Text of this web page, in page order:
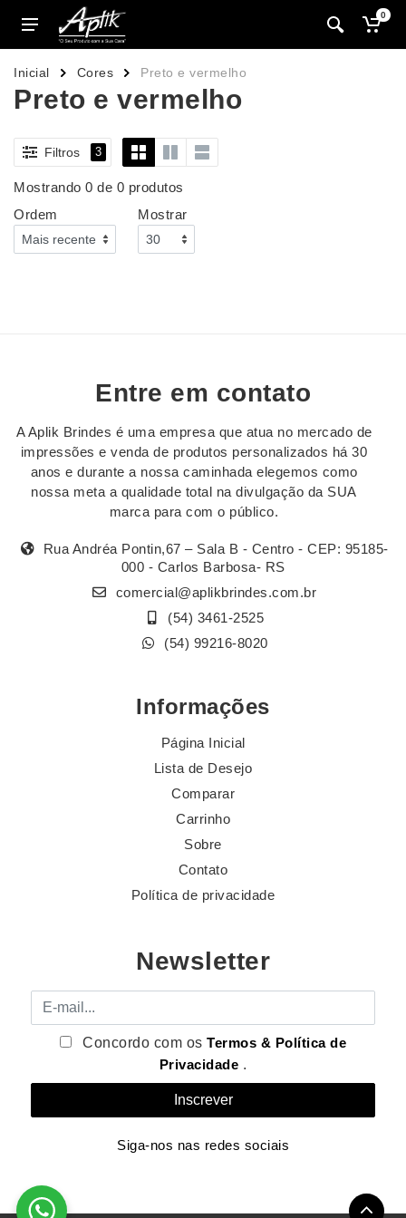
0
Inicial Cores Preto e vermelho
Preto e vermelho
Filtros 3
Mostrando 0 de 0 produtos
Ordem
Mostrar
Entre em contato
A Aplik Brindes é uma empresa que atua no mercado de
impressões e venda de produtos personalizados há 30
anos e durante a nossa caminhada elegemos como
nossa meta a qualidade total na divulgação da SUA
marca para com o público.
Rua Andréa Pontin,67 – Sala B - Centro - CEP: 95185-
000 - Carlos Barbosa- RS
comercial@aplikbrindes.com.br
(54) 3461-2525
(54) 99216-8020
Informações
Página Inicial
Lista de Desejo
Comparar
Carrinho
Sobre
Contato
Política de privacidade
Newsletter
E-mail
Concordo com osTermos & Política de
Privacidade .
Siga-nos nas redes sociais